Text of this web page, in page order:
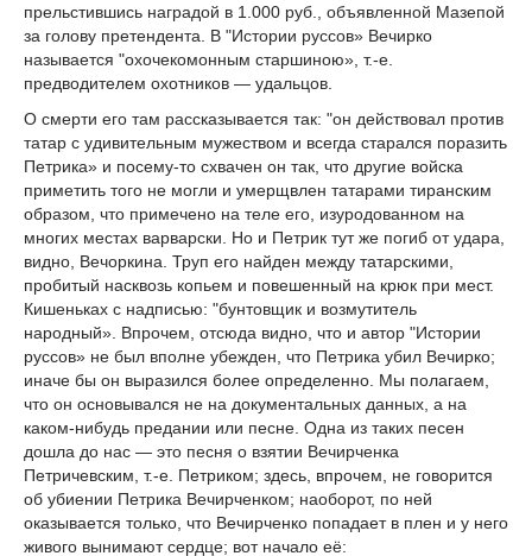
прельстившись наградой в 1.000 руб., объявленной Мазепой
за голову претендента. В "Истории руссов» Вечирко
называется "охочекомонным старшиною», т.-е.
предводителем охотников — удальцов.
О смерти его там рассказывается так: "он действовал против
татар с удивительным мужеством и всегда старался поразить
Петрика» и посему-то схвачен он так, что другие войска
приметить того не могли и умерщвлен татарами тиранским
образом, что примечено на теле его, изуродованном на
многих местах варварски. Но и Петрик тут же погиб от удара,
видно, Вечоркина. Труп его найден между татарскими,
пробитый насквозь копьем и повешенный на крюк при мест.
Кишеньках с надписью: "бунтовщик и возмутитель
народный». Впрочем, отсюда видно, что и автор "Истории
руссов» не был вполне убежден, что Петрика убил Вечирко;
иначе бы он выразился более определенно. Мы полагаем,
что он основывался не на документальных данных, а на
каком-нибудь предании или песне. Одна из таких песен
дошла до нас — это песня о взятии Вечирченка
Петричевским, т.-е. Петриком; здесь, впрочем, не говорится
об убиении Петрика Вечирченком; наоборот, по ней
оказывается только, что Вечирченко попадает в плен и у него
живого вынимают сердце; вот начало её: